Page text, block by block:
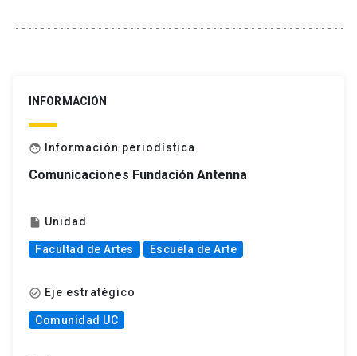
INFORMACIÓN
face Información periodística
Comunicaciones Fundación Antenna
insert_drive_file Unidad
Facultad de Artes Escuela de Arte
check_circle_outline Eje estratégico
Comunidad UC